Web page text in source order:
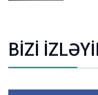
BİZİ